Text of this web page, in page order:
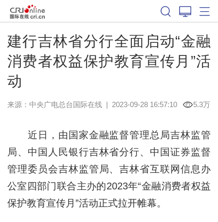
建行吉林省分行全面启动“金融
消费者权益保护教育宣传月”活
动
来源：中央广电总台国际在线| 2023-09-28 16:57:10 5.3万
近日，由国家金融监督管理总局吉林监管
局、中国人民银行吉林省分行、中国证券监督
管理委员会吉林监管局、吉林省互联网信息办
公室四部门联合主办的2023年“金融消费者权益
保护教育宣传月”活动正式拉开帷幕。